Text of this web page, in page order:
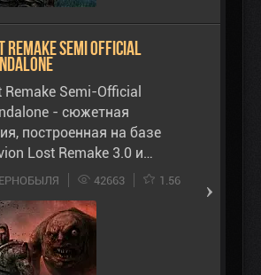
Semi Official
Semi-Official
- сюжетная
построенная на базе
Lost Remake 3.0 и…
42663 1.56